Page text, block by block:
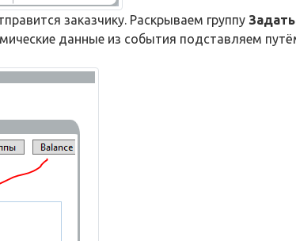
заказчику. Раскрываем группу Задать
данные из события подставляем